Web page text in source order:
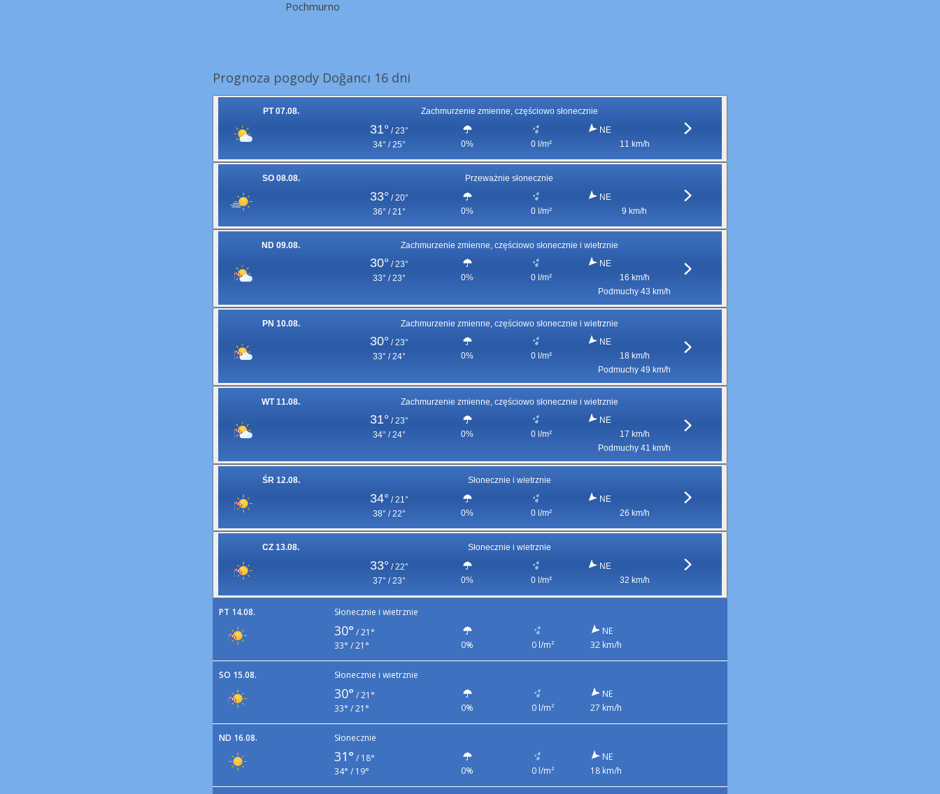
Pochmurno
Prognoza pogody Doğancı 16 dni
PT 07.08. Zachmurzenie zmienne, częściowo słonecznie
31° / 23°
34° / 25°
0% 0 l/m²
NE
11 km/h
SO 08.08. Przeważnie słonecznie
33° / 20°
36° / 21°
0% 0 l/m²
NE
9 km/h
ND 09.08. Zachmurzenie zmienne, częściowo słonecznie i wietrznie
30° / 23°
33° / 23°
0% 0 l/m²
NE
16 km/h
Podmuchy 43 km/h
PN 10.08. Zachmurzenie zmienne, częściowo słonecznie i wietrznie
30° / 23°
33° / 24°
0% 0 l/m²
NE
18 km/h
Podmuchy 49 km/h
WT 11.08. Zachmurzenie zmienne, częściowo słonecznie i wietrznie
31° / 23°
34° / 24°
0% 0 l/m²
NE
17 km/h
Podmuchy 41 km/h
ŚR 12.08. Słonecznie i wietrznie
34° / 21°
38° / 22°
0% 0 l/m²
NE
26 km/h
CZ 13.08. Słonecznie i wietrznie
33° / 22°
37° / 23°
0% 0 l/m²
NE
32 km/h
PT 14.08. Słonecznie i wietrznie
30° /21°
33° / 21°
0% 0 l/m²
NE
32 km/h
SO 15.08. Słonecznie i wietrznie
30° /21°
33° / 21°
0% 0 l/m²
NE
27 km/h
ND 16.08. Słonecznie
31° / 18°
34° / 19°
0% 0 l/m²
NE
18 km/h